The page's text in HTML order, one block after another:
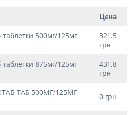
Цена
500мг/125мг
321.5
грн
875мг/125мг
431.8
грн
ТАБ 500МГ/125МГ
0 грн